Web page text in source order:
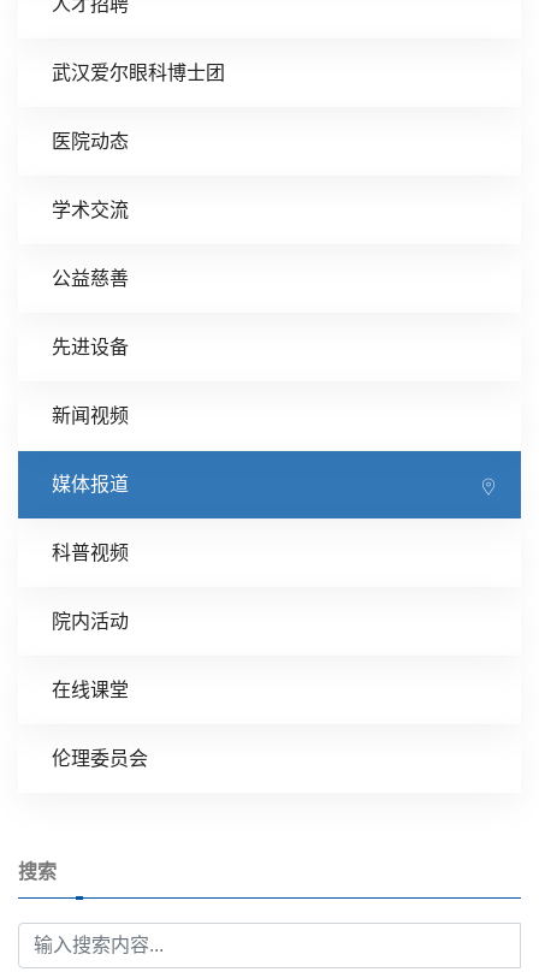
人才招聘
武汉爱尔眼科博士团
医院动态
学术交流
公益慈善
先进设备
新闻视频
媒体报道
科普视频
院内活动
在线课堂
伦理委员会
搜索